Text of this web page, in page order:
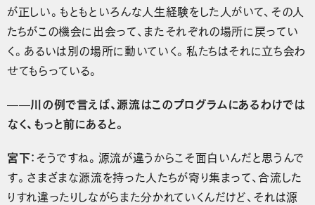
が正しい。もともといろんな人生経験をした人がいて、その人
たちがこの機会に出会って、またそれぞれの場所に戻ってい
く。あるいは別の場所に動いていく。私たちはそれに立ち会わ
せてもらっている。
——川の例で言えば、源流はこのプログラムにあるわけでは
なく、もっと前にあると。
宮下：そうですね。源流が違うからこそ面白いんだと思うんで
す。さまざまな源流を持った人たちが寄り集まって、合流した
りすれ違ったりしながらまた分かれていくんだけど、それは源